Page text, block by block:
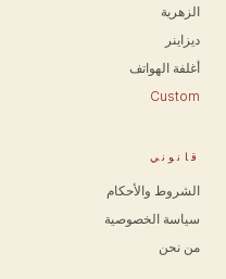
الزهرية
ديزاينر
أغلفة الهواتف
Custom
قانوني
الشروط والأحكام
سياسة الخصوصية
من نحن